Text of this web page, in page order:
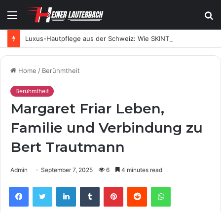
Menu
Home / Berühmtheit
Berühmtheit
Margaret Friar Leben,
Familie und Verbindung zu
Bert Trautmann
Admin September 7, 2025 6 4 minutes read
FacebookTwitter LinkedInTumblr PinterestReddit WhatsApp